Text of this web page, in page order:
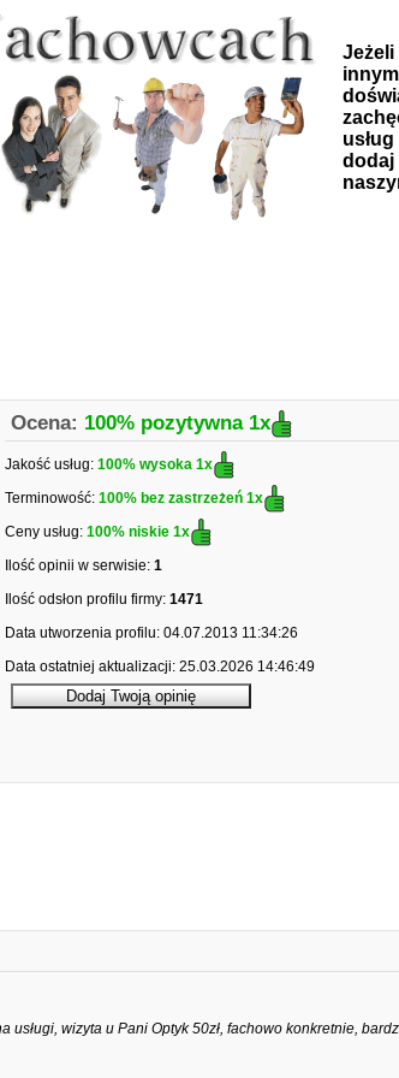
Jeżeli
dodaj
Ocena: 100% pozytywna 1x
Jakość usług: 100% wysoka 1x
Terminowość: 100% bez zastrzeżeń 1x
Ceny usług: 100% niskie 1x
Ilość opinii w serwisie: 1
Ilość odsłon profilu firmy: 1471
Data utworzenia profilu: 04.07.2013 11:34:26
Data ostatniej aktualizacji: 25.03.2026 14:46:49
wizyta u Pani Optyk 50zł, fachowo konkretnie,